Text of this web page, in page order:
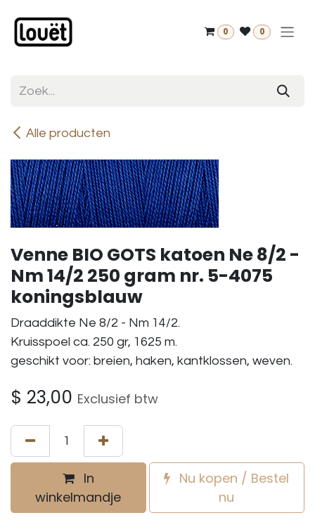
0 0
Alle producten
Venne BIO GOTS katoen Ne 8/2 -
Nm 14/2 250 gram nr. 5-4075
koningsblauw
Draaddikte Ne 8/2 - Nm 14/2.
Kruisspoel ca. 250 gr, 1625 m.
geschikt voor: breien, haken, kantklossen, weven.
$ 23,00 Exclusief btw
In
winkelmandje
Nu kopen / Bestel
nu